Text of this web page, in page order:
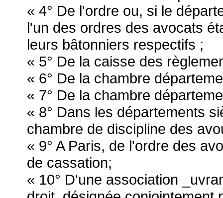
« 4° De l'ordre ou, si le
l'un des ordres des avocats
leurs bâtonniers respectifs ;
« 5° De la caisse des
« 6° De la chambre
« 7° De la chambre
« 8° Dans les départements
chambre de discipline des
« 9° A Paris, de l'ordre des
de cassation;
« 10° D'une association